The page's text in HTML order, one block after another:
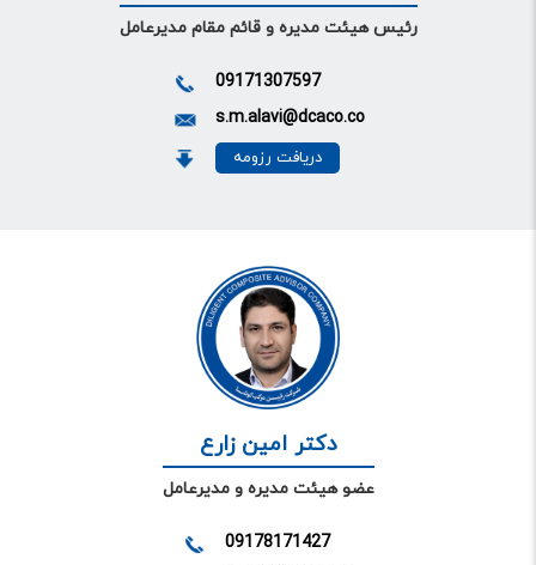
رئیس هیئت مدیره و قائم مقام مدیرعامل
09171307597
s.m.alavi@dcaco.co
دریافت رزومه
دکتر امین زارع
عضو هیئت مدیره و مدیرعامل
09178171427